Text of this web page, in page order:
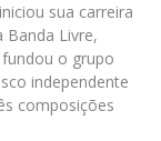
sua carreira
Livre,
o grupo
independente
composições